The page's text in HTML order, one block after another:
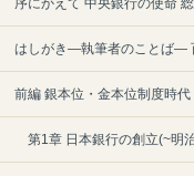
序にかえて 中央銀行の使命
はしがき―執筆者のことば―
前編 銀本位・金本位制度時代
第1章 日本銀行の創立(~